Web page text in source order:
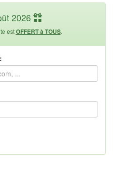
2026
estOFFERT à TOUS.